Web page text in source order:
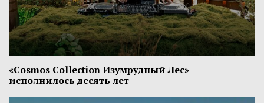
«Cosmos Collection Изумрудный Лес»
исполнилось десять лет